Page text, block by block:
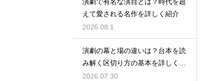
えて愛される名作を詳しく紹介
2026.08.1
演劇の幕と場の違いは？台本を読
み解く区切り方の基本を詳しく解
説
2026.07.30